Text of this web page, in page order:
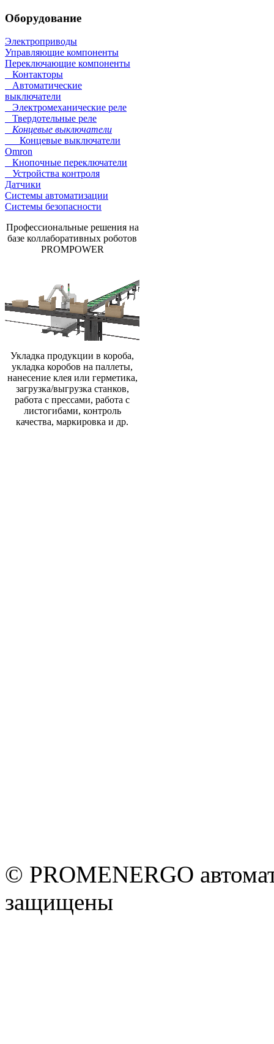
Оборудование
Электроприводы
Управляющие компоненты
Переключающие компоненты
Контакторы
Автоматические
выключатели
Электромеханические реле
Твердотельные реле
Концевые выключатели
Концевые выключатели
Omron
Кнопочные переключатели
Устройства контроля
Датчики
Системы автоматизации
Системы безопасности
Профессиональные решения на
базе коллаборативных роботов
PROMPOWER
Укладка продукции в короба,
укладка коробов на паллеты,
нанесение клея или герметика,
загрузка/выгрузка станков,
работа с прессами, работа с
листогибами, контроль
качества, маркировка и др.
© PROMENERGO
защищены